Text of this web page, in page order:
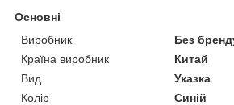
Основні
Виробник
Без
Країна виробник
Китай
Вид
Указка
Колір
Синій